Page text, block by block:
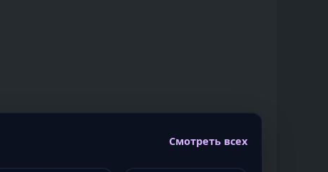
Смотреть всех